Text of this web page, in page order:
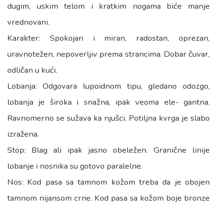
dugim, uskim telom i kratkim nogama biće manje
vrednovani.
Karakter: Spokojan i miran, radostan, oprezan,
uravnotežen, nepoverljiv prema strancima. Dobar čuvar,
odličan u kući.
Lobanja: Odgovara lupoidnom tipu, gledano odozgo,
lobanja je široka i snažna, ipak veoma ele- gantna.
Ravnomerno se sužava ka njušci. Potiljna kvrga je slabo
izražena.
Stop: Blag ali ipak jasno obeležen. Granične linije
lobanje i nosnika su gotovo paralelne.
Nos: Kod pasa sa tamnom kožom treba da je obojen
tamnom nijansom crne. Kod pasa sa kožom boje bronze